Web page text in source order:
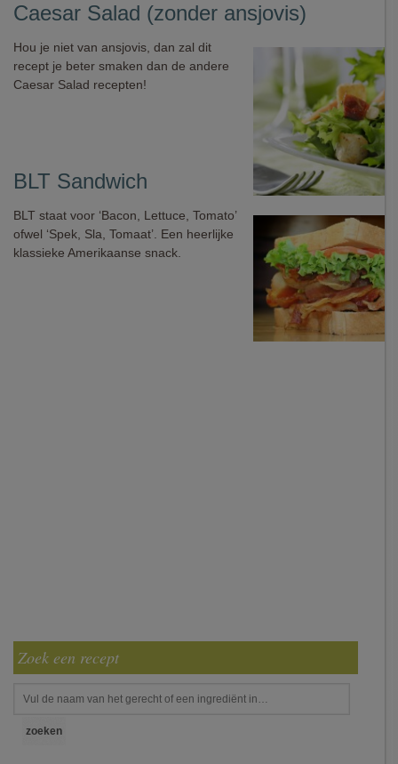
Caesar Salad (zonder ansjovis)
Hou je niet van ansjovis, dan zal dit
recept je beter smaken dan de andere
Caesar Salad recepten!
BLT Sandwich
BLT staat voor ‘Bacon, Lettuce, Tomato’
ofwel ‘Spek, Sla, Tomaat’. Een heerlijke
klassieke Amerikaanse snack.
Zoek een recept